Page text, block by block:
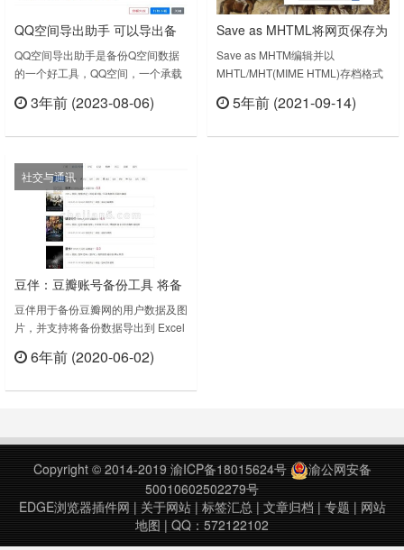
QQ空间导出助手 可以导出备
份QQ空间的日志、私密日志、
说说、相册、留言板等数据
QQ空间导出助手是备份Q空间数据
的一个好工具，QQ空间，一个承载
相册、网易相册、腾讯微博等相继停
头，记录着我们的青春的数据怎么
办？个人数据，还是掌握到自己手里
的好，QQ空间导出助手，可以导出
备份QQ空间的日志、私密日志、说
说、相册、留言板、QQ好友、视
频、收……
3年前 (2023-08-06)
Save as MHTML将网页保存为
MHTML文件
Save as MHTM编辑并以
MHTL/MHT(MIME HTML)存档格式
个干净的单文件备份。Chrome 75
5年前 (2021-09-14)
社交与通讯
豆伴：豆瓣账号备份工具 将备
份数据导出到 Excel
豆伴用于备份豆瓣网的用户数据及图
片，并支持将备份数据导出到 Excel
瓣账号数据 • 脱机浏览备份数据 • 将
支持的备份项目： • 广播 • 标注的电
6年前 (2020-06-02)
Copyright © 2014-2019 渝ICP备18015624号
渝公网安备
50010602502279号
EDGE浏览器插件网 | 关于网站| 标签汇总| 文章归档 | 专题 | 网站
地图 | QQ：572122102